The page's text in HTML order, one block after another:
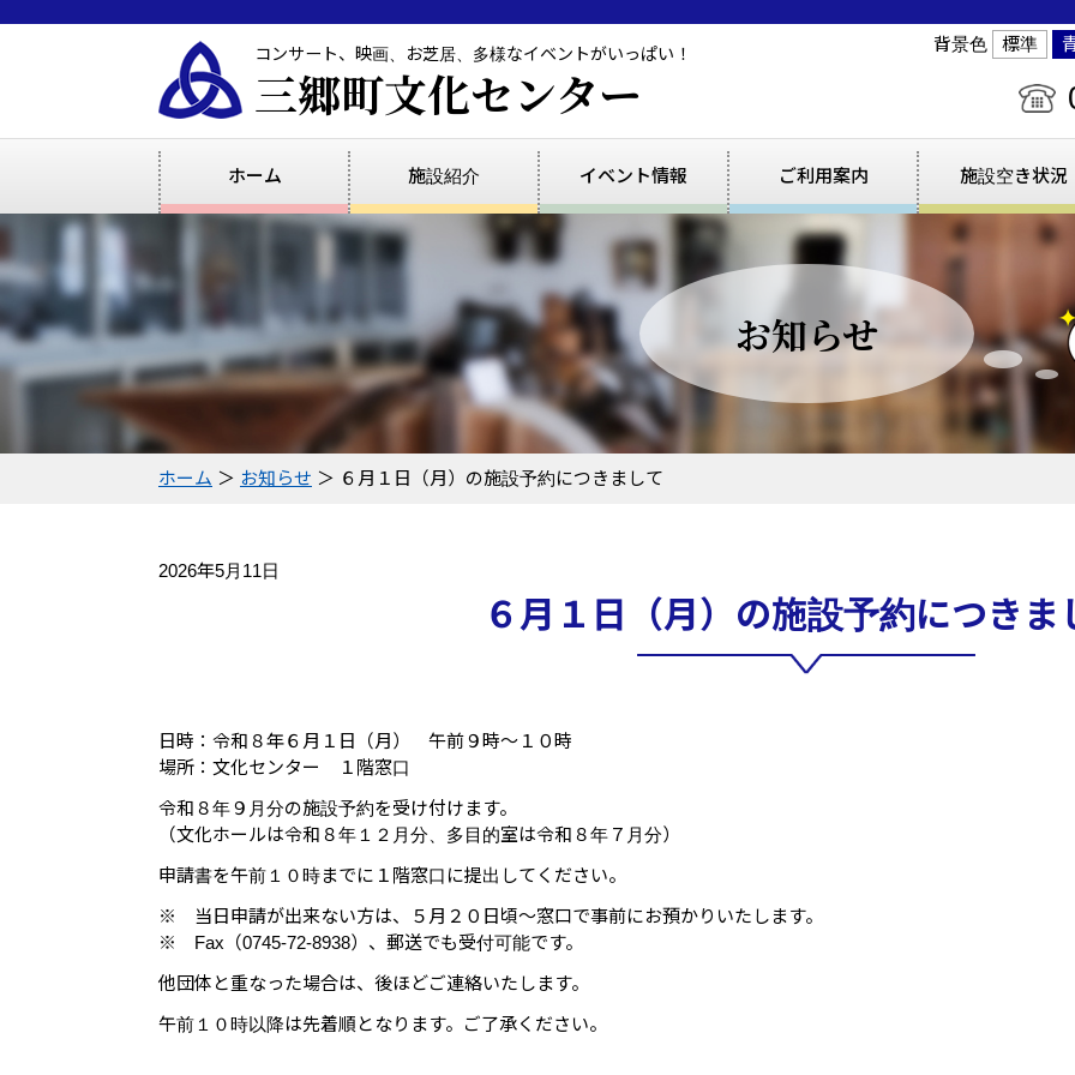
コンサート、映画、お芝居、多様なイベントがいっぱい！
三郷町文化センター
背景色 標準
ホーム 施設紹介 イベント情報 ご利用案内 施設空き状況
お知らせ
ホーム ＞ お知らせ ＞ ６月１日（月）の施設予約につきまして
2026年5月11日
６月１日（月）の施設予約につきま
日時：令和８年６月１日（月） 午前９時～１０時
場所：文化センター １階窓口
令和８年９月分の施設予約を受け付けます。
（文化ホールは令和８年１２月分、多目的室は令和８年７月分）
申請書を午前１０時までに１階窓口に提出してください。
※ 当日申請が出来ない方は、５月２０日頃～窓口で事前にお預かりいたします。
※ Fax（0745-72-8938）、郵送でも受付可能です。
他団体と重なった場合は、後ほどご連絡いたします。
午前１０時以降は先着順となります。ご了承ください。